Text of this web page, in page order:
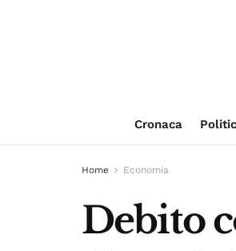
Cronaca
Home Economia
Debito